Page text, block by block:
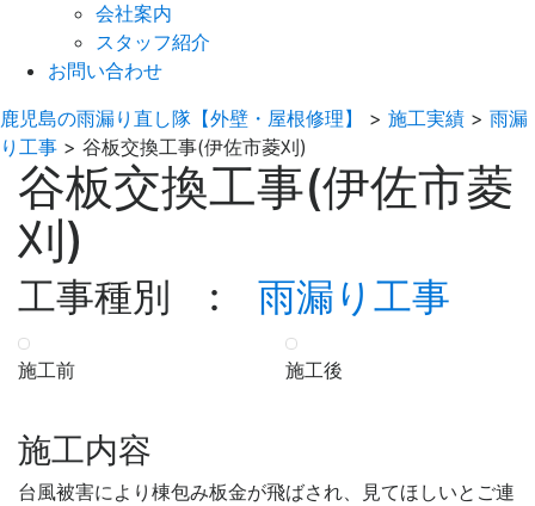
会社案内
スタッフ紹介
お問い合わせ
鹿児島の雨漏り直し隊【外壁・屋根修理】
> 施工実績 > 雨漏
り工事 > 谷板交換工事(伊佐市菱刈)
谷板交換工事(伊佐市菱
刈)
工事種別 : 雨漏り工事
施工前 施工後
施工内容
台風被害により棟包み板金が飛ばされ、見てほしいとご連